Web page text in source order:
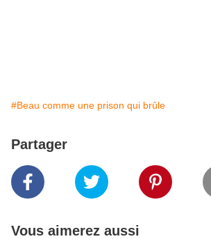
#Beau comme une prison qui brûle
Partager
Vous aimerez aussi